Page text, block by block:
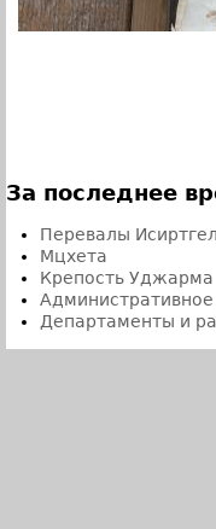
За последнее
Перевалы
Мцхета
Крепость Уджарма
Департаменты и